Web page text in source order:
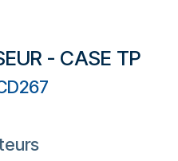
- CASE TP